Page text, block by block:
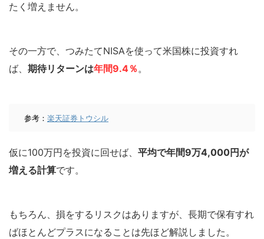
たく増えません。
その一方で、つみたてNISAを使って米国株に投資すれ
ば、 期待リターンは年間9.4％。
参考： 楽天証券トウシル
仮に100万円を投資に回せば、 平均で年間9万4,000円が
増える計算です。
もちろん、損をするリスクはありますが、長期で保有すれ
ばほとんどプラスになることは先ほど解説しました。